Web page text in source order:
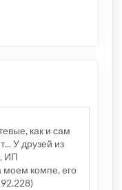
как и сам
У друзей из
ИП
моем компе, его